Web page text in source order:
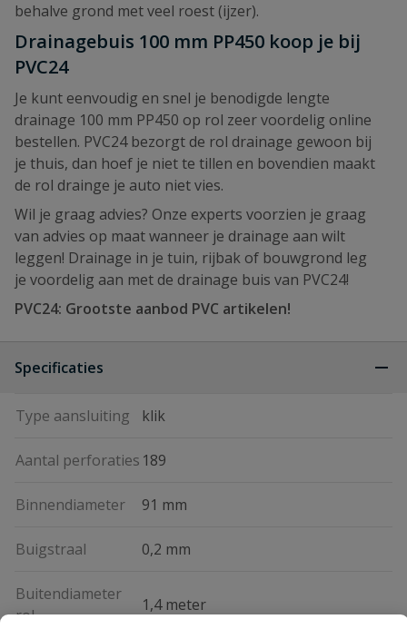
behalve grond met veel roest (ijzer).
Drainagebuis 100 mm PP450 koop je bij
PVC24
Je kunt eenvoudig en snel je benodigde lengte
drainage 100 mm PP450 op rol zeer voordelig online
bestellen. PVC24 bezorgt de rol drainage gewoon bij
je thuis, dan hoef je niet te tillen en bovendien maakt
de rol drainge je auto niet vies.
Wil je graag advies? Onze experts voorzien je graag
van advies op maat wanneer je drainage aan wilt
leggen! Drainage in je tuin, rijbak of bouwgrond leg
je voordelig aan met de drainage buis van PVC24!
PVC24: Grootste aanbod PVC artikelen!
Specificaties
Type aansluiting klik
Aantal perforaties 189
Binnendiameter 91 mm
Buigstraal 0,2 mm
Buitendiameter
rol
1,4 meter